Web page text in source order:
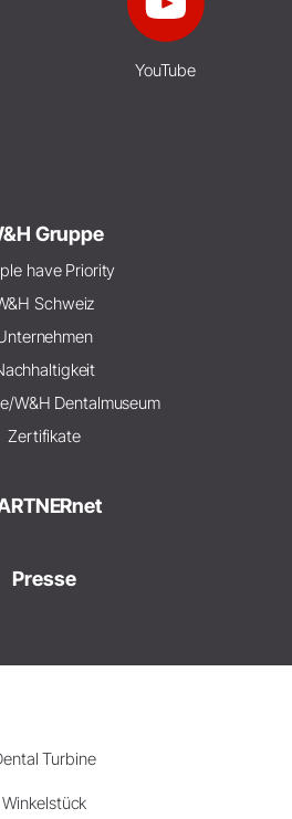
YouTube
Gruppe
have Priority
Schweiz
W&H Dentalmuseum
Zertifikate
Presse
Turbine
Winkelstück